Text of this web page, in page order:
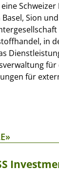
Sion
in
für